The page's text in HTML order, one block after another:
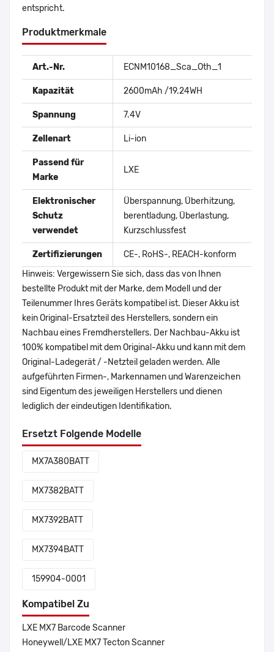
entspricht.
Produktmerkmale
Art.-Nr. ECNM10168_Sca_Oth_1
Kapazität 2600mAh /19.24WH
Spannung 7.4V
Zellenart Li-ion
Passend für
Marke
LXE
Elektronischer
Schutz
verwendet
Überspannung, Überhitzung,
berentladung, Überlastung,
Kurzschlussfest
Zertifizierungen
CE-, RoHS-, REACH-konform
Hinweis: Vergewissern Sie sich, dass das von Ihnen
bestellte Produkt mit der Marke, dem Modell und der
Teilenummer Ihres Geräts kompatibel ist. Dieser Akku ist
kein Original-Ersatzteil des Herstellers, sondern ein
Nachbau eines Fremdherstellers. Der Nachbau-Akku ist
100% kompatibel mit dem Original-Akku und kann mit dem
Original-Ladegerät / -Netzteil geladen werden. Alle
aufgeführten Firmen-, Markennamen und Warenzeichen
sind Eigentum des jeweiligen Herstellers und dienen
lediglich der eindeutigen Identifikation.
Ersetzt Folgende Modelle
MX7A380BATT
MX7382BATT
MX7392BATT
MX7394BATT
159904-0001
Kompatibel Zu
LXE MX7 Barcode Scanner
Honeywell/LXE MX7 Tecton Scanner